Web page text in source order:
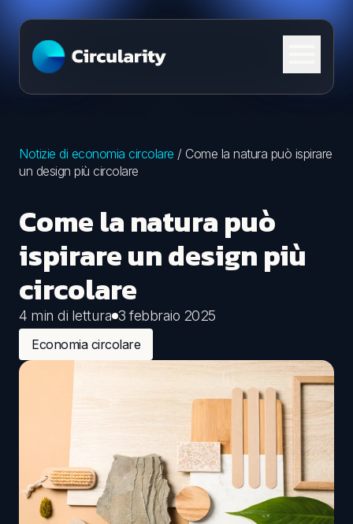
Skip to content
Notizie di economia circolare / Come la natura può ispirare
un design più circolare
Come la natura può
ispirare un design più
circolare
4 min di lettura 3 febbraio 2025
Economia circolare